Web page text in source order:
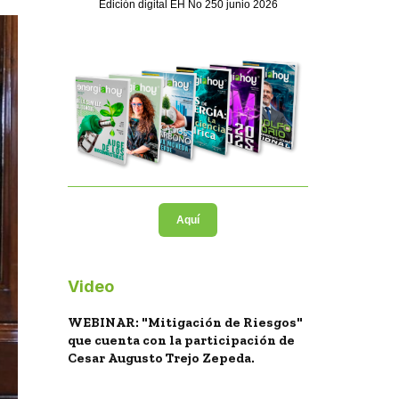
Edición digital EH No 250 junio 2026
Aquí
Video
WEBINAR: "Mitigación de Riesgos"
que cuenta con la participación de
Cesar Augusto Trejo Zepeda.